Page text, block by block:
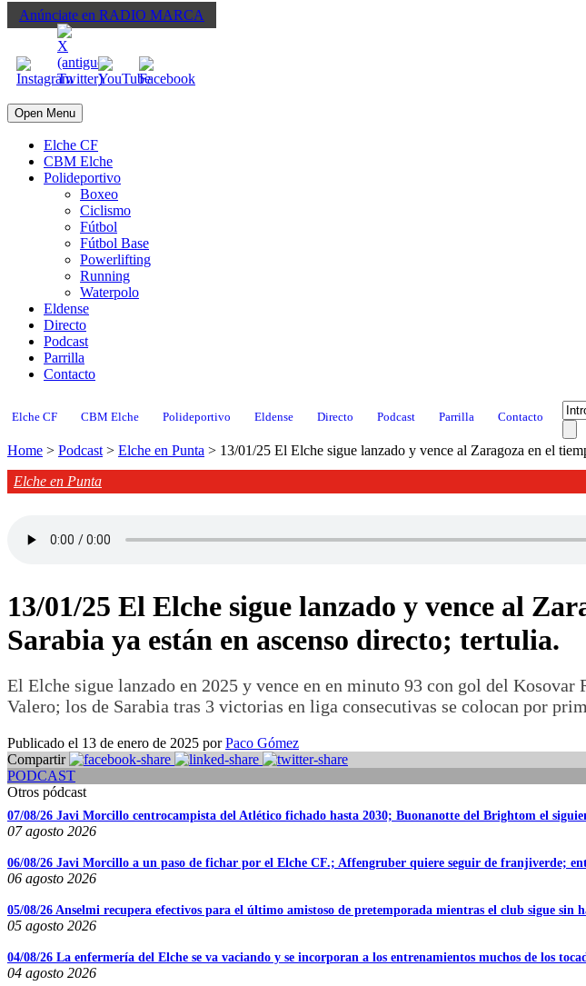
Anúnciate en RADIO MARCA
Open Menu
Elche CF
CBM Elche
Polideportivo
Boxeo
Ciclismo
Fútbol
Fútbol Base
Powerlifting
Running
Waterpolo
Eldense
Directo
Podcast
Parrilla
Contacto
Elche CF CBM Elche Polideportivo Eldense Directo Podcast Parrilla Contacto
Home > Podcast > Elche en Punta > 13/01/25 El Elche sigue lanzado y vence al Zaragoza en el
Elche en Punta
13/01/25 El Elche sigue lanzado y vence al
Sarabia ya están en ascenso directo; tertulia.
El Elche sigue lanzado en 2025 y vence en en minuto 93 con gol del
Valero; los de Sarabia tras 3 victorias en liga consecutivas se colocan por
Publicado el 13 de enero de 2025 porPaco Gómez
Compartir
PODCAST
Otros pódcast
07/08/26 Javi Morcillo centrocampista del Atlético fichado hasta 2030; Buonanotte del Brightom el
07 agosto 2026
06/08/26 Javi Morcillo a un paso de fichar por el Elche CF.; Affengruber quiere seguir de franjiverde;
06 agosto 2026
05/08/26 Anselmi recupera efectivos para el último amistoso de pretemporada mientras el club sigue sin
05 agosto 2026
04/08/26 La enfermería del Elche se va vaciando y se incorporan a los entrenamientos muchos de los
04 agosto 2026